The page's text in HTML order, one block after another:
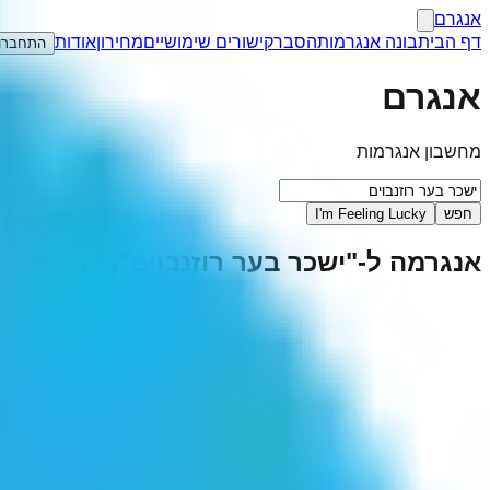
אנגרם
דף הביתבונה אנגרמותהסברקישורים שימושייםמחירוןאודות
אנגרם
מחשבון אנגרמות
חפש I'm Feeling Lucky
אנגרמה ל-"ישכר בער רוזנבוים